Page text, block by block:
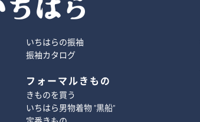
いちはらの振袖
振袖カタログ
フォーマルきもの
きものを買う
いちはら男物着物 ”黒船”